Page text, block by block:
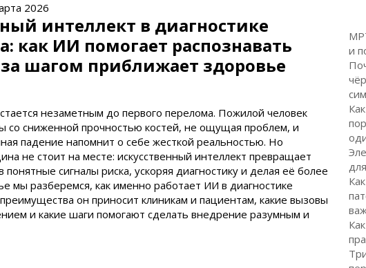
2026
интеллект в диагностике
как ИИ помогает распознавать
шагом приближает здоровье
незаметным до первого перелома. Пожилой человек
со сниженной прочностью костей, не ощущая проблем, и
падение напомнит о себе жесткой реальностью. Но
не стоит на месте: искусственный интеллект превращает
сигналы риска, ускоряя диагностику и делая её более
мы разберемся, как именно работает ИИ в диагностике
он приносит клиникам и пациентам, какие вызовы
и какие шаги помогают сделать внедрение разумным и
и